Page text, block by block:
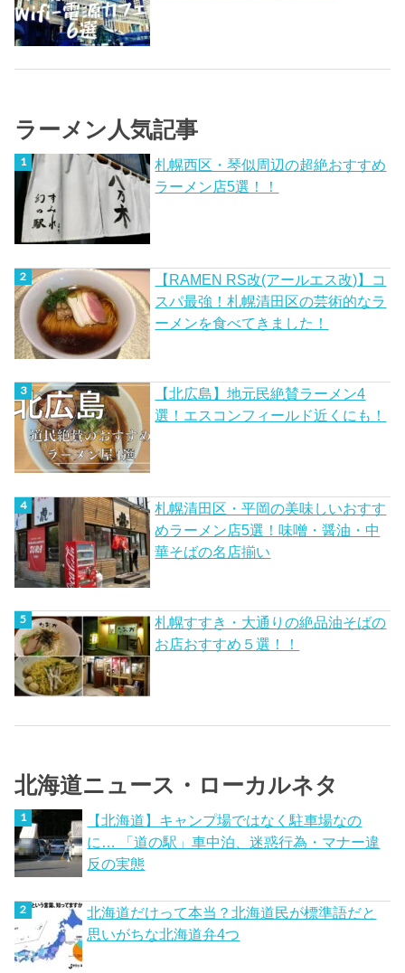
ラーメン人気記事
札幌西区・琴似周辺の超絶おすすめ
ラーメン店5選！！
【RAMEN RS改(アールエス改)】コ
スパ最強！札幌清田区の芸術的なラ
ーメンを食べてきました！
【北広島】地元民絶賛ラーメン4
選！エスコンフィールド近くにも！
札幌清田区・平岡の美味しいおすす
めラーメン店5選！味噌・醤油・中
華そばの名店揃い
札幌すすき・大通りの絶品油そばの
お店おすすめ５選！！
北海道ニュース・ローカルネタ
【北海道】キャンプ場ではなく駐車場なの
に… 「道の駅」車中泊、迷惑行為・マナー違
反の実態
北海道だけって本当？北海道民が標準語だと
思いがちな北海道弁4つ